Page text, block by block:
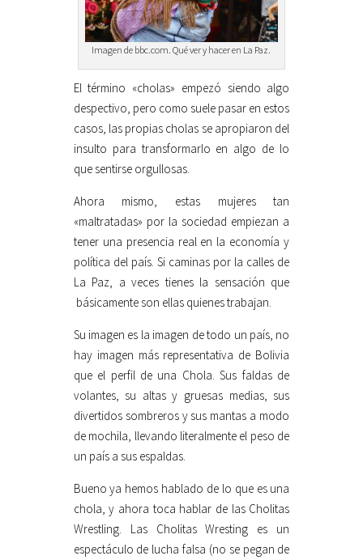
Imagen de bbc.com. Qué ver y hacer en La Paz.
El término «cholas» empezó siendo algo
despectivo, pero como suele pasar en estos
casos, las propias cholas se apropiaron del
insulto para transformarlo en algo de lo
que sentirse orgullosas.
Ahora mismo, estas mujeres tan
«maltratadas» por la sociedad empiezan a
tener una presencia real en la economía y
política del país. Si caminas por la calles de
La Paz, a veces tienes la sensación que
básicamente son ellas quienes trabajan.
Su imagen es la imagen de todo un país, no
hay imagen más representativa de Bolivia
que el perfil de una Chola. Sus faldas de
volantes, su altas y gruesas medias, sus
divertidos sombreros y sus mantas a modo
de mochila, llevando literalmente el peso de
un país a sus espaldas.
Bueno ya hemos hablado de lo que es una
chola, y ahora toca hablar de las Cholitas
Wrestling. Las Cholitas Wresting es un
espectáculo de lucha falsa (no se pegan de